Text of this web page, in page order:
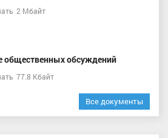
2 Мбайт
общественных обсуждений
77.8 Кбайт
Все документы